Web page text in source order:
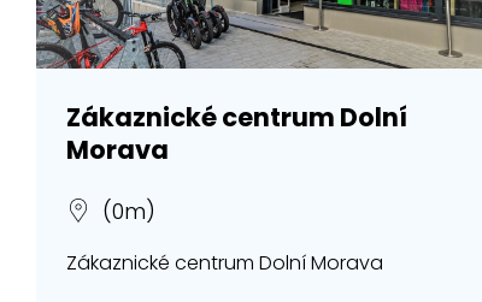
Zákaznické centrum Dolní
Morava
(0m)
Zákaznické centrum Dolní Morava